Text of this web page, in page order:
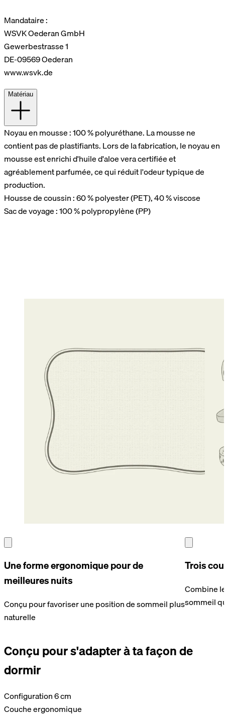
Mandataire :
WSVK Oederan GmbH
Gewerbestrasse 1
DE-09569 Oederan
www.wsvk.de
Matériau
Noyau en mousse : 100 % polyuréthane. La mousse ne
contient pas de plastifiants. Lors de la fabrication, le noyau en
mousse est enrichi d'huile d'aloe vera certifiée et
agréablement parfumée, ce qui réduit l'odeur typique de
production.
Housse de coussin : 60 % polyester (PET), 40 % viscose
Sac de voyage : 100 % polypropylène (PP)
Une forme ergonomique pour de
meilleures nuits
Conçu pour favoriser une position de sommeil plus
naturelle
Trois
Combine
sommeil
Conçu pour s'adapter à ta façon de
dormir
Configuration 6 cm
Couche ergonomique